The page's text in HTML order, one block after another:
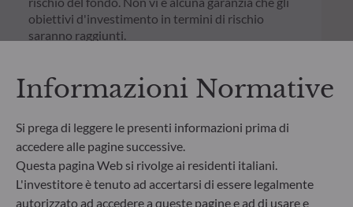
obiettivi d'investimento in termini di rischio
saranno raggiunti.
Informazioni Normative
Si prega di leggere le presenti informazioni prima di
accedere alle pagine successive.
Questa pagina Web si rivolge ai residenti italiani.
L'investitore è tenuto ad accertarsi di essere legalmente
autorizzato ad accedere a queste pagine e ad di usare e